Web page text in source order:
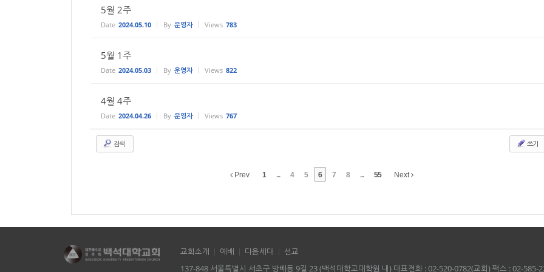
5월 2주
Date 2024.05.10 By 운영자 Views 783
5월 1주
Date 2024.05.03 By 운영자 Views 822
4월 4주
Date 2024.04.26 By 운영자 Views 767
검색 쓰기
Prev 1 ... 4 5 6 7 8 ... 55 Next
교회소개 예배 다음세대
선교
137-848 서울특별시 서초구 방배동 9길 23 (백석대학교대학원 내) 대표전화 : 02-520-0782(교회) 팩스 : 02-585-